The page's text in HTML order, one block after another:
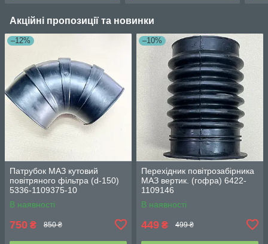
Акційні пропозиції та новинки
–12%
Патрубок МАЗ кутовий
повітряного фільтра (d-150)
5336-1109375-10
В наявності
750 ₴ 850 ₴
–10%
Перехідник повітрозабірника
МАЗ вертик. (гофра) 6422-
1109146
В наявності
449 ₴ 499 ₴